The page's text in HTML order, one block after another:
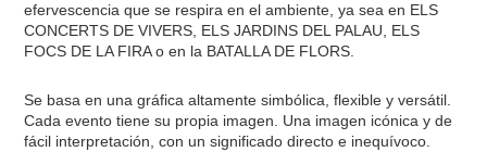
efervescencia que se respira en el ambiente, ya sea en ELS
CONCERTS DE VIVERS, ELS JARDINS DEL PALAU, ELS
FOCS DE LA FIRA o en la BATALLA DE FLORS.
Se basa en una gráfica altamente simbólica, flexible y versátil.
Cada evento tiene su propia imagen. Una imagen icónica y de
fácil interpretación, con un significado directo e inequívoco.